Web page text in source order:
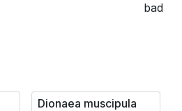
bad
Dionaea muscipula